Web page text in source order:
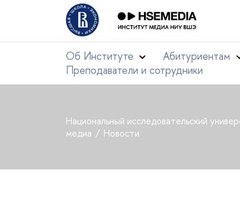
Об Институте Абитуриентам
Преподаватели и сотрудники
Национальный исследовательский
медиа
Новости